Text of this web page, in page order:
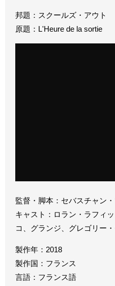
邦題：スクールズ・アウト
原題：L'Heure de la sortie
監督・脚本：セバスチャン
キャスト：ロラン・ラフィ
コ、グランジ、グレゴリー
製作年：2018
製作国：フランス
言語：フランス語